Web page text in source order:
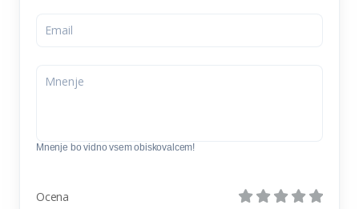
Mnenje bo vidno vsem obiskovalcem!
Ocena